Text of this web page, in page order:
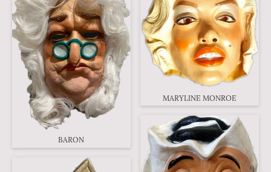
BARON
MARYLINE MONROE